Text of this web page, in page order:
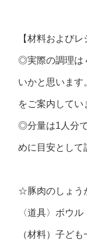
【材料およびレ
◎実際の調理は
いかと思います
をご案内してい
◎分量は1人分
めに目安として
☆豚肉のしょう
〈道具〉ボウ
（材料）子ども